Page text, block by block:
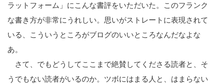
ラットフォーム」にこんな書評をいただいた。このフランク
な書き方が非常にうれしい。思いがストレートに表現されて
いる、こういうところがブログのいいところなんだなよな
あ。
さて、でもどうしてここまで絶賛してくださる読者と、そ
うでもない読者がいるのか。ツボにはまる人と、はまらない